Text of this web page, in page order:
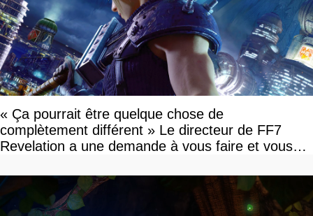
« Ça pourrait être quelque chose de
complètement différent » Le directeur de FF7
Revelation a une demande à vous faire et vous